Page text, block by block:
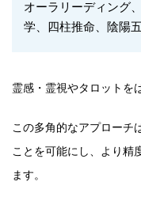
オーラリーディング
学、四柱推命、陰陽
霊感・霊視やタロットを
この多角的なアプローチ
ことを可能にし、より精
ます。